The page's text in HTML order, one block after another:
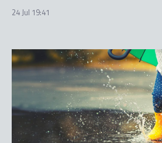
24 Jul 19:41